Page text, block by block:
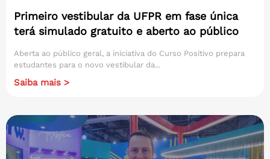
Primeiro vestibular da UFPR em fase única
terá simulado gratuito e aberto ao público
Aberta ao público geral, a iniciativa do Curso Positivo prepara
estudantes para o novo vestibular da...
Saiba mais >